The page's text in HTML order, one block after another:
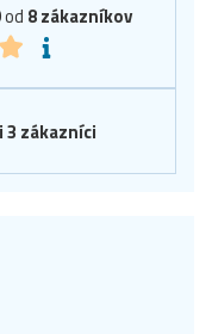
od 8zákazníkov
zákazníci